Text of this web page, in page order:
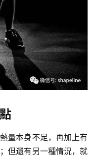
量本身不足，再加上有
但還有另一種情況，就